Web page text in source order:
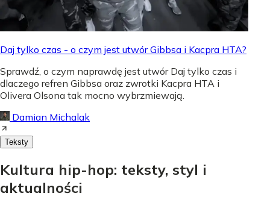
Daj tylko czas - o czym jest utwór Gibbsa i Kacpra HTA?
Sprawdź, o czym naprawdę jest utwór Daj tylko czas i
dlaczego refren Gibbsa oraz zwrotki Kacpra HTA i
Olivera Olsona tak mocno wybrzmiewają.
Damian Michalak
Teksty
Kultura hip-hop: teksty, styl i
aktualności